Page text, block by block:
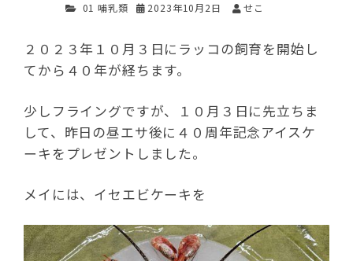
01 哺乳類 2023年10月2日 せこ
２０２３年１０月３日にラッコの飼育を開始し
てから４０年が経ちます。
少しフライングですが、１０月３日に先立ちま
して、昨日の昼エサ後に４０周年記念アイスケ
ーキをプレゼントしました。
メイには、イセエビケーキを